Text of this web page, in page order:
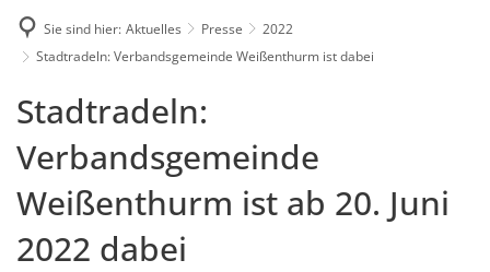
Sie sind hier: Aktuelles Presse
2022
Stadtradeln: Verbandsgemeinde Weißenthurm ist dabei
Stadtradeln:
Verbandsgemeinde
Weißenthurm ist ab 20. Juni
2022 dabei